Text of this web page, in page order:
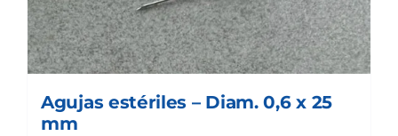
Agujas estériles – Diam. 0,6 x 25
mm